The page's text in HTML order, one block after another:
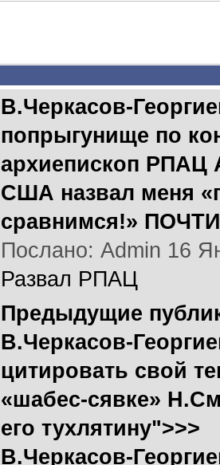
В.Черкасов-
попрыгунище по
архиепископ РПАЦ
США назвал меня
сравнимся!»
Послано: Admin 16
Развал РПАЦ
Предыдущие
В.Черкасов-
цитировать свой
«шабес-сявке»
его тухлятину">>>
В.Черкасов-